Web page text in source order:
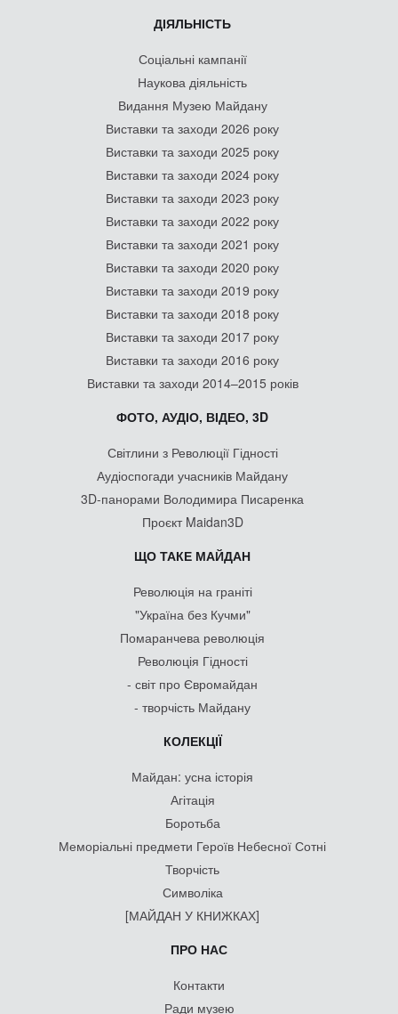
ДІЯЛЬНІСТЬ
Соціальні кампанії
Наукова діяльність
Видання Музею Майдану
Виставки та заходи 2026 року
Виставки та заходи 2025 року
Виставки та заходи 2024 року
Виставки та заходи 2023 року
Виставки та заходи 2022 року
Виставки та заходи 2021 року
Виставки та заходи 2020 року
Виставки та заходи 2019 року
Виставки та заходи 2018 року
Виставки та заходи 2017 року
Виставки та заходи 2016 року
Виставки та заходи 2014–2015 років
ФОТО, АУДІО, ВІДЕО, 3D
Світлини з Революції Гідності
Аудіоспогади учасників Майдану
3D-панорами Володимира Писаренка
Проєкт Maidan3D
ЩО ТАКЕ МАЙДАН
Революція на граніті
"Україна без Кучми"
Помаранчева революція
Революція Гідності
- світ про Євромайдан
- творчість Майдану
КОЛЕКЦІЇ
Майдан: усна історія
Агітація
Боротьба
Меморіальні предмети Героїв Небесної Сотні
Творчість
Символіка
[МАЙДАН У КНИЖКАХ]
ПРО НАС
Контакти
Ради музею